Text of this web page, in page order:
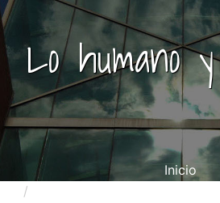
Lo humano
Inicio